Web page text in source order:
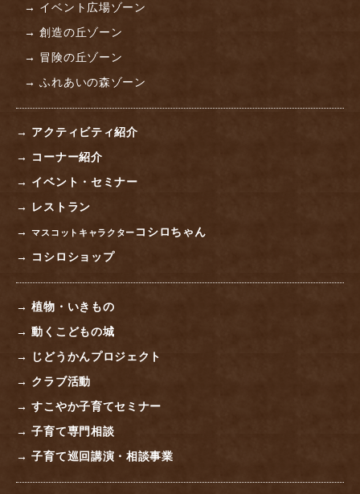
→ イベント広場ゾーン
→ 創造の丘ゾーン
→ 冒険の丘ゾーン
→ ふれあいの森ゾーン
→ アクティビティ紹介
→ コーナー紹介
→ イベント・セミナー
→ レストラン
→マスコットキャラクター コシロちゃん
→ コシロショップ
→ 植物・いきもの
→ 動くこどもの城
→ じどうかんプロジェクト
→ クラブ活動
→ すこやか子育てセミナー
→ 子育て専門相談
→ 子育て巡回講演・相談事業